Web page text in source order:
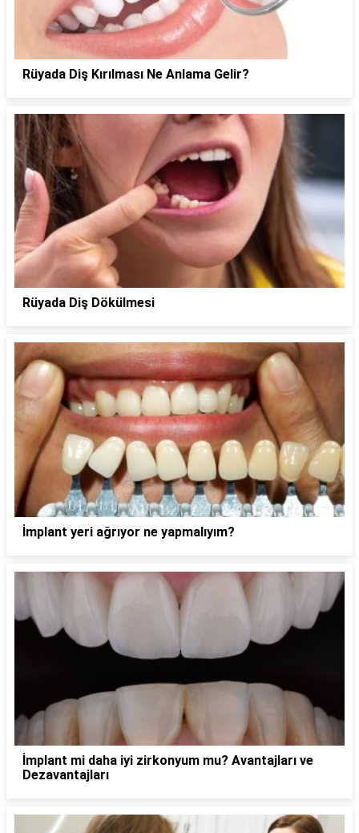
Rüyada Diş Kırılması Ne Anlama Gelir?
Rüyada Diş Dökülmesi
İmplant yeri ağrıyor ne yapmalıyım?
İmplant mi daha iyi zirkonyum mu? Avantajları ve
Dezavantajları